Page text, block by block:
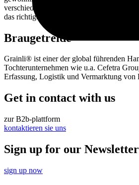
verschiedenen Getreidesorten und
das richtige Sortiment geschaffen.
Braugetreide
Grainli® ist einer der global führenden
Tochterunternehmen wie u.a. Cefetra
Erfassung, Logistik und Vermarktung
Get in contact with us
zur B2b-plattform
kontaktieren sie uns
Sign up for our
sign up now